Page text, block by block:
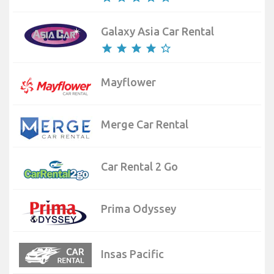
Galaxy Asia Car Rental
star star star star star_border
Mayflower
Merge Car Rental
Car Rental 2 Go
Prima Odyssey
Insas Pacific